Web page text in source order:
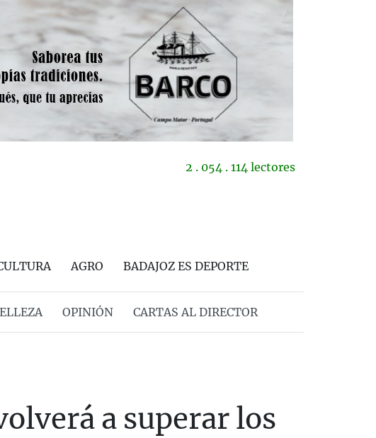
2 . 054 . 114 lectores
AGRO BADAJOZ ES DEPORTE
OPINIÓN CARTAS AL DIRECTOR
a superar los